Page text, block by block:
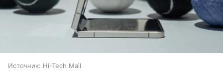
Источник: Hi-Tech Mail